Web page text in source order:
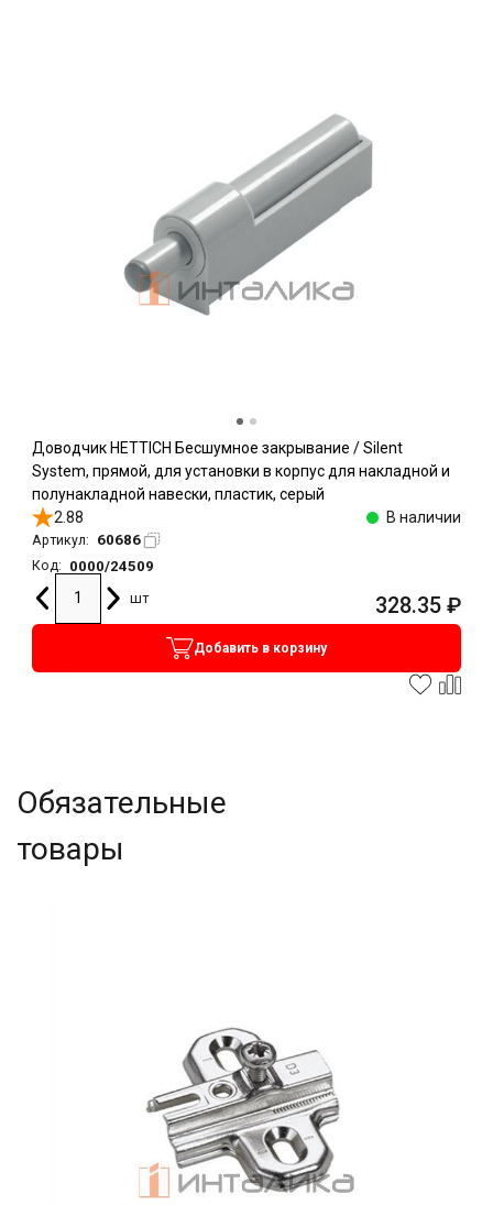
Доводчик HETTICH Бесшумное закрывание / Silent
System, прямой, для установки в корпус для накладной и
полунакладной навески, пластик, серый
2.88
В наличии
Артикул: 60686
Код:
0000/24509
шт
328.35 ₽
Добавить в корзину
Обязательные
товары